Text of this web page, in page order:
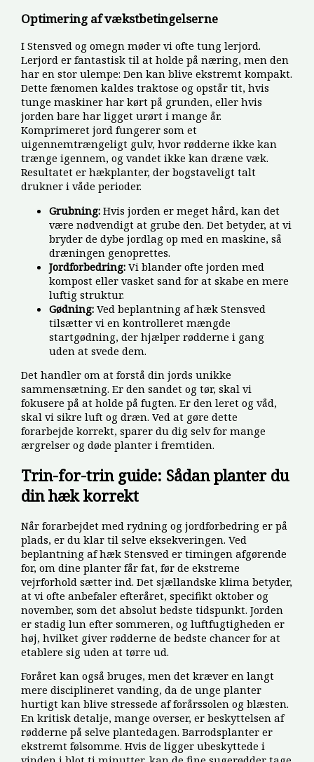
Optimering af vækstbetingelserne
I Stensved og omegn møder vi ofte tung lerjord.
Lerjord er fantastisk til at holde på næring, men den
har en stor ulempe: Den kan blive ekstremt kompakt.
Dette fænomen kaldes traktose og opstår tit, hvis
tunge maskiner har kørt på grunden, eller hvis
jorden bare har ligget urørt i mange år.
Komprimeret jord fungerer som et
uigennemtrængeligt gulv, hvor rødderne ikke kan
trænge igennem, og vandet ikke kan dræne væk.
Resultatet er hækplanter, der bogstaveligt talt
drukner i våde perioder.
Grubning: Hvis jorden er meget hård, kan det
være nødvendigt at grube den. Det betyder, at vi
bryder de dybe jordlag op med en maskine, så
dræningen genoprettes.
Jordforbedring: Vi blander ofte jorden med
kompost eller vasket sand for at skabe en mere
luftig struktur.
Gødning: Ved beplantning af hæk Stensved
tilsætter vi en kontrolleret mængde
startgødning, der hjælper rødderne i gang
uden at svede dem.
Det handler om at forstå din jords unikke
sammensætning. Er den sandet og tør, skal vi
fokusere på at holde på fugten. Er den leret og våd,
skal vi sikre luft og dræn. Ved at gøre dette
forarbejde korrekt, sparer du dig selv for mange
ærgrelser og døde planter i fremtiden.
Trin-for-trin guide: Sådan planter du
din hæk korrekt
Når forarbejdet med rydning og jordforbedring er på
plads, er du klar til selve eksekveringen. Ved
beplantning af hæk Stensved er timingen afgørende
for, om dine planter får fat, før de ekstreme
vejrforhold sætter ind. Det sjællandske klima betyder,
at vi ofte anbefaler efteråret, specifikt oktober og
november, som det absolut bedste tidspunkt. Jorden
er stadig lun efter sommeren, og luftfugtigheden er
høj, hvilket giver rødderne de bedste chancer for at
etablere sig uden at tørre ud.
Foråret kan også bruges, men det kræver en langt
mere disciplineret vanding, da de unge planter
hurtigt kan blive stressede af forårssolen og blæsten.
En kritisk detalje, mange overser, er beskyttelsen af
rødderne på selve plantedagen. Barrodsplanter er
ekstremt følsomme. Hvis de ligger ubeskyttede i